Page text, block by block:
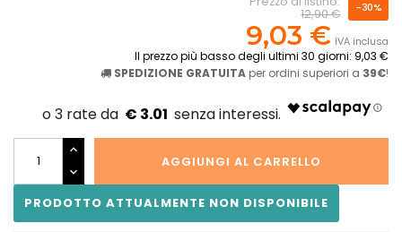
12,90 €
-30%
9,03 € IVA inclusa
Il prezzo più basso degli ultimi 30 giorni: 9,03 €
SPEDIZIONE GRATUITA per ordini superiori a 39€!
€ 3.01
AGGIUNGI AL CARRELLO
PRODOTTO ATTUALMENTE NON DISPONIBILE